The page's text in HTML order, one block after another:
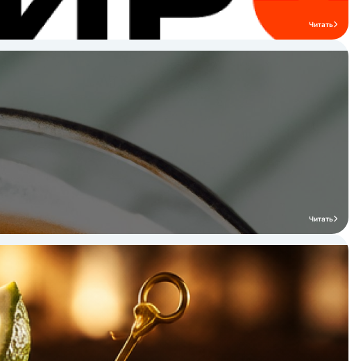
оборудование** Liebherr также
производит профессиональное
холодильное оборудование для HoReCa.
Оно предназначено для использования в
надежностью и долговечностью. Оно
обеспечивает безопасное хранение
продуктов и напитков и помогает
предприятиям общественного питания
поддерживать высокие стандарты
Liebherr — это компания с богатой
историей и традициями. Она является
признанным лидером в нескольких
совершенно разных областях. Успех
компании обусловлен ее постоянным
стремлением к инновациям, высокому
качеству продукции и удовлетворению
потребностей клиентов.
Читать
Читать